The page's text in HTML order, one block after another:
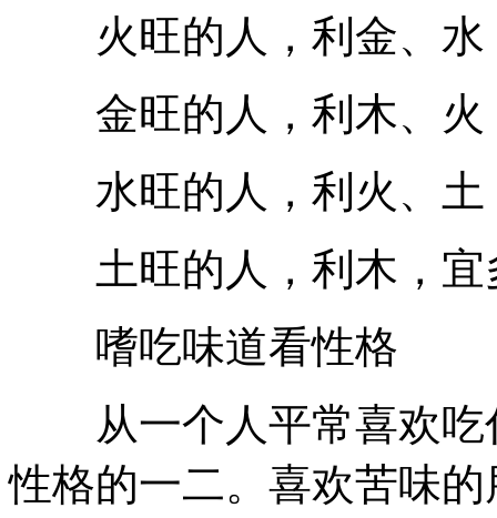
火旺的人，利金、水
金旺的人，利木、火
水旺的人，利火、土
土旺的人，利木，宜
嗜吃味道看性格
从一个人平常喜欢吃
性格的一二。喜欢苦味